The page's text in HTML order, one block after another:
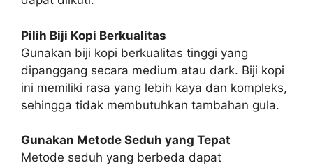
Pilih Biji Kopi Berkualitas
Gunakan biji kopi berkualitas tinggi yang
dipanggang secara medium atau dark. Biji kopi
ini memiliki rasa yang lebih kaya dan kompleks,
sehingga tidak membutuhkan tambahan gula.
Gunakan Metode Seduh yang Tepat
Metode seduh yang berbeda dapat